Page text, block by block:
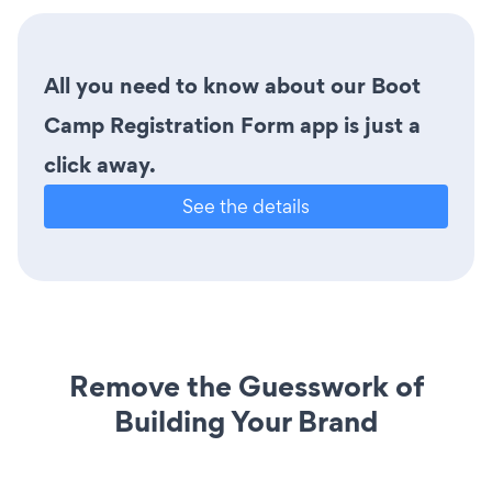
All you need to know about our Boot
Camp Registration Form app is just a
click away.
See the details
Remove the Guesswork of
Building Your Brand